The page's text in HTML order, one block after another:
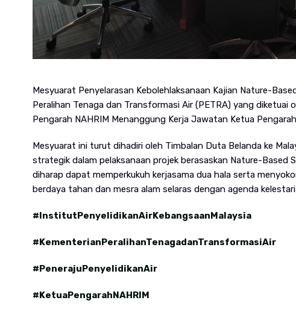
Mesyuarat Penyelarasan Kebolehlaksanaan Kajian Nature-
Peralihan Tenaga dan Transformasi Air (PETRA) yang diketuai
Pengarah NAHRIM Menanggung Kerja Jawatan Ketua
Mesyuarat ini turut dihadiri oleh Timbalan Duta Belanda ke
strategik dalam pelaksanaan projek berasaskan Nature-Based
diharap dapat memperkukuh kerjasama dua hala serta
berdaya tahan dan mesra alam selaras dengan agenda
#InstitutPenyelidikanAirKebangsaanMalaysia
#KementerianPeralihanTenagadanTransformasiAir
#PenerajuPenyelidikanAir
#KetuaPengarahNAHRIM